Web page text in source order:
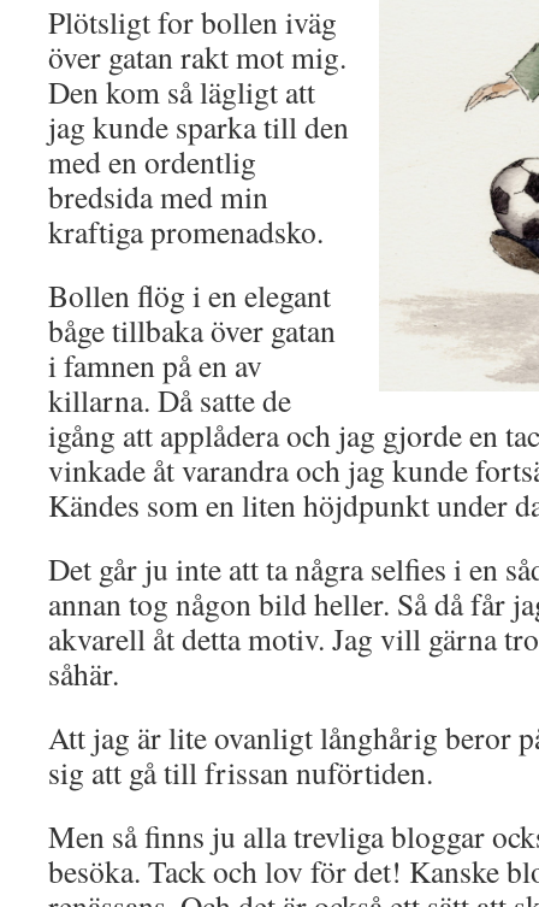
Plötsligt for bollen iväg
över gatan rakt mot mig.
Den kom så lägligt att
jag kunde sparka till den
med en ordentlig
bredsida med min
kraftiga promenadsko.
Bollen flög i en elegant
båge tillbaka över gatan
i famnen på en av
killarna. Då satte de
igång att applådera och jag gjorde en
vinkade åt varandra och jag kunde
Kändes som en liten höjdpunkt under
Det går ju inte att ta några selfies i en
annan tog någon bild heller. Så då får
akvarell åt detta motiv. Jag vill gärna
såhär.
Att jag är lite ovanligt långhårig beror
sig att gå till frissan nuförtiden.
Men så finns ju alla trevliga bloggar
besöka. Tack och lov för det! Kanske